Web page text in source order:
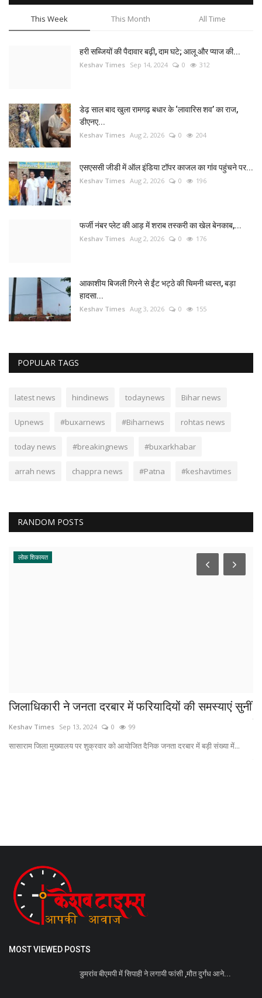
This Week This Month All Time
हरी सब्जियों की पैदावार बढ़ी, दाम घटे; आलू और प्याज की...
Keshav Times Sep 14, 2024 0 312
डेढ़ साल बाद खुला रामगढ़ बधार के ‘लावारिस शव’ का राज,
डीएनए...
Keshav Times Aug 2, 2026 0 204
एसएससी जीडी में ऑल इंडिया टॉपर काजल का गांव पहुंचने पर...
Keshav Times Aug 2, 2026 0 196
फर्जी नंबर प्लेट की आड़ में शराब तस्करी का खेल बेनकाब,...
Keshav Times Aug 2, 2026 0 176
आकाशीय बिजली गिरने से ईंट भट्ठे की चिमनी ध्वस्त, बड़ा
हादसा...
Keshav Times Aug 3, 2026 0 155
POPULAR TAGS
latest news hindinews todaynews Bihar news
Upnews #buxarnews #Biharnews rohtas news
today news #breakingnews #buxarkhabar
arrah news chappra news #Patna #keshavtimes
RANDOM POSTS
लोक शिकायत
जिलाधिकारी ने जनता दरबार में फरियादियों की समस्याएं सुनीं
Keshav Times Sep 13, 2024 0 99
सासाराम जिला मुख्यालय पर शुक्रवार को आयोजित दैनिक जनता दरबार में बड़ी संख्या में...
MOST VIEWED POSTS
डुमरांव बीएमपी में सिपाही ने लगायी फांसी ,मौत दुर्गंध आने...